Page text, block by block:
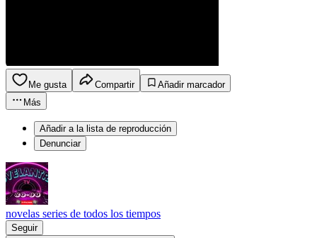
Me gusta Compartir
Añadir marcador
Más
Añadir a la lista de reproducción
Denunciar
novelas series de todos los tiempos
Seguir